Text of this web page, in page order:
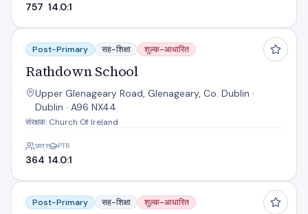
757 14.0:1
Rathdown School
Post-Primary सह-शिक्षा शुल्क-आधारित
Rathdown School
Upper Glenageary Road, Glenageary, Co. Dublin ·
Dublin · A96 NX44
संरक्षक: Church Of Ireland
छात्र
364
PTR
14.0:1
St Joseph Of Cluny Secondary School
Post-Primary सह-शिक्षा शुल्क-आधारित